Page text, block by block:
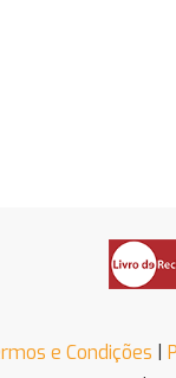
e Condições |